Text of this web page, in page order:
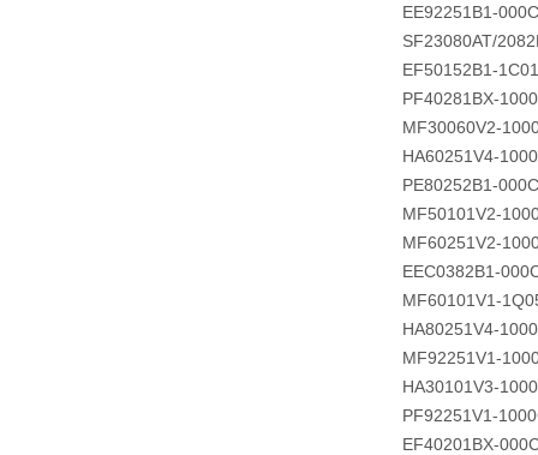
EE92251B1-
SF23080AT/
EF50152B1-
PF40281BX-
MF30060V2-
HA60251V4-
PE80252B1-
MF50101V2-
MF60251V2-
EEC0382B1-
MF60101V1-
HA80251V4-
MF92251V1-
HA30101V3-
PF92251V1-
EF40201BX-